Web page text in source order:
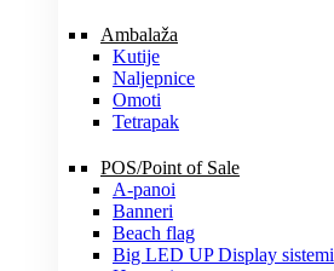
Ambalaža
Kutije
Naljepnice
Omoti
Tetrapak
POS/Point of Sale
A-panoi
Banneri
Beach flag
Big LED UP Display sistemi